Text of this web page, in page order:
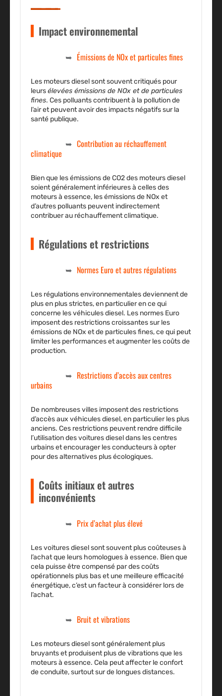
Impact environnemental
Émissions de NOx et particules fines
Les moteurs diesel sont souvent critiqués pour
leursélevées émissions de NOx et de particules
fines. Ces polluants contribuent à la pollution de
l’air et peuvent avoir des impacts négatifs sur la
santé publique.
Contribution au réchauffement
climatique
Bien que les émissions de CO2 des moteurs diesel
soient généralement inférieures à celles des
moteurs à essence, les émissions de NOx et
d’autres polluants peuvent indirectement
contribuer au réchauffement climatique.
Régulations et restrictions
Normes Euro et autres régulations
Les régulations environnementales deviennent de
plus en plus strictes, en particulier en ce qui
concerne les véhicules diesel. Les normes Euro
imposent des restrictions croissantes sur les
émissions de NOx et de particules fines, ce qui peut
limiter les performances et augmenter les coûts de
production.
Restrictions d’accès aux centres
urbains
De nombreuses villes imposent des restrictions
d’accès aux véhicules diesel, en particulier les plus
anciens. Ces restrictions peuvent rendre difficile
l’utilisation des voitures diesel dans les centres
urbains et encourager les conducteurs à opter
pour des alternatives plus écologiques.
Coûts initiaux et autres
inconvénients
Prix d’achat plus élevé
Les voitures diesel sont souvent plus coûteuses à
l’achat que leurs homologues à essence. Bien que
cela puisse être compensé par des coûts
opérationnels plus bas et une meilleure efficacité
énergétique, c’est un facteur à considérer lors de
l’achat.
Bruit et vibrations
Les moteurs diesel sont généralement plus
bruyants et produisent plus de vibrations que les
moteurs à essence. Cela peut affecter le confort
de conduite, surtout sur de longues distances.